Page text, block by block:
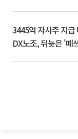
3445억 자사주 지
DX노조, 뒤늦은 '떼